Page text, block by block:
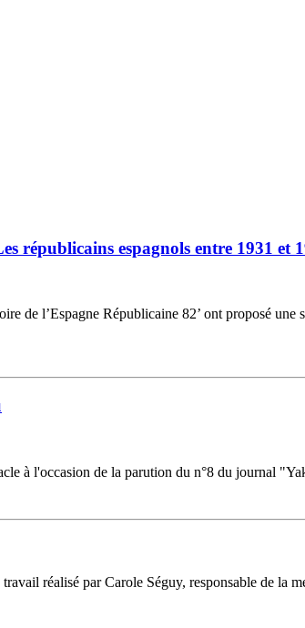
républicains espagnols entre 1931 et
de l’Espagne Républicaine 82’ ont proposé
à l'occasion de la parution du n°8 du journal
réalisé par Carole Séguy, responsable de la